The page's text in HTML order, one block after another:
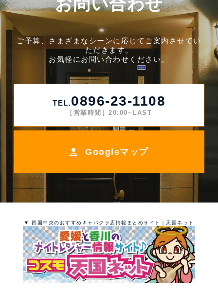
ご予算、さまざまなシーンに応じてご案内させてい
ただきます。
お気軽にお問い合わせください。
TEL.0896-23-1108
［営業時間］20:00~LAST
Googleマップ
▼ 四国中央のおすすめキャバクラ店情報まとめサイト｜天国ネット